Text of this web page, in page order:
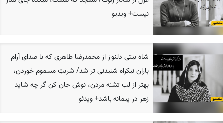
نیست+ ویدیو
شاه بیتی دلنواز از محمدرضا طاهری که با صدای آرام
باران نیکراه شنیدنی تر شد/ شربتِ مسموم خوردن،
بهتر از لب تشنه مردن، نوش جان کن گر چه شاید
زهر در پیمانه باشد+ ویدئو